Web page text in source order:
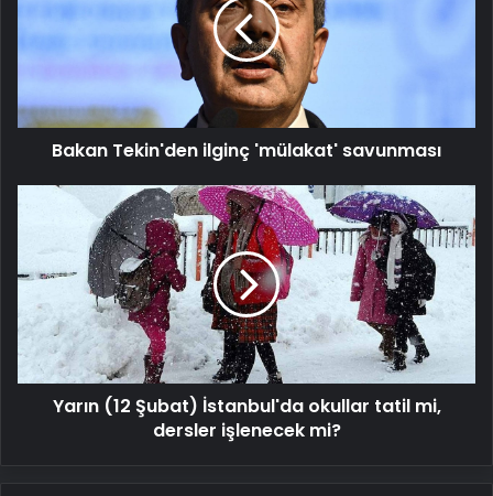
savunması
Bakan Tekin'den ilginç 'mülakat' savunması
İstanbul'da
tatil
mi,
dersler
işlenecek
Yarın (12 Şubat) İstanbul'da okullar tatil mi,
dersler işlenecek mi?